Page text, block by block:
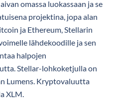
omassa luokassaan ja se
projektina, jopa alan
ja Ethereum, Stellarin
lähdekoodille ja sen
halpojen
Stellar-lohkoketjulla on
Lumens. Kryptovaluutta
XLM.